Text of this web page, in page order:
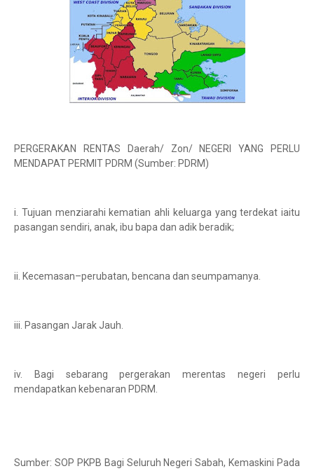
PERGERAKAN RENTAS Daerah/ Zon/ NEGERI YANG PERLU
MENDAPAT PERMIT PDRM (Sumber: PDRM)
i. Tujuan menziarahi kematian ahli keluarga yang terdekat iaitu
pasangan sendiri, anak, ibu bapa dan adik beradik;
ii. Kecemasan–perubatan, bencana dan seumpamanya.
iii. Pasangan Jarak Jauh.
iv. Bagi sebarang pergerakan merentas negeri perlu
mendapatkan kebenaran PDRM.
Sumber: SOP PKPB Bagi Seluruh Negeri Sabah, Kemaskini Pada